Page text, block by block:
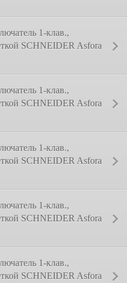
1-клав.,
SCHNEIDER Asfora
1-клав.,
SCHNEIDER Asfora
1-клав.,
SCHNEIDER Asfora
1-клав.,
SCHNEIDER Asfora
1-клав.,
SCHNEIDER Asfora